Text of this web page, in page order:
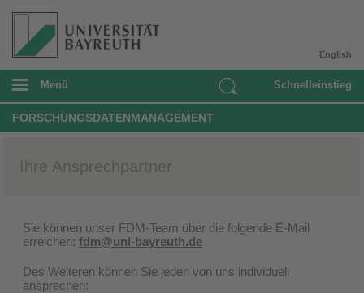
English
Menü Schnelleinstieg
FORSCHUNGSDATENMANAGEMENT
Ihre Ansprechpartner
Sie können unser FDM-Team über die folgende E-Mail
erreichen: fdm@uni-bayreuth.de
Des Weiteren können Sie jeden von uns individuell
ansprechen: